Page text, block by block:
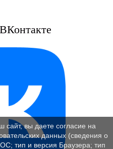
сайт, вы даете согласие на
данных (сведения о
тип и версия Браузера; тип